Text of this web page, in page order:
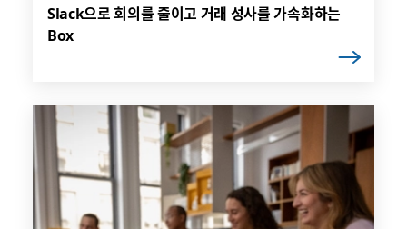
Slack으로 회의를 줄이고 거래 성사를 가속화하는
Box